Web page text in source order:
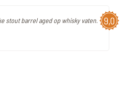
9,0
stout barrel aged op whisky vaten.